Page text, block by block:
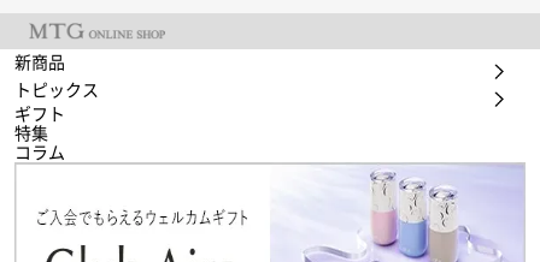
新商品
トピックス
ギフト
特集
コラム